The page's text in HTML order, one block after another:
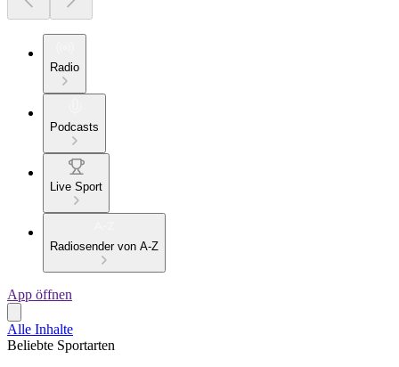
Radio
Podcasts
Live Sport
Radiosender von A-Z
App öffnen
Alle Inhalte
Beliebte Sportarten